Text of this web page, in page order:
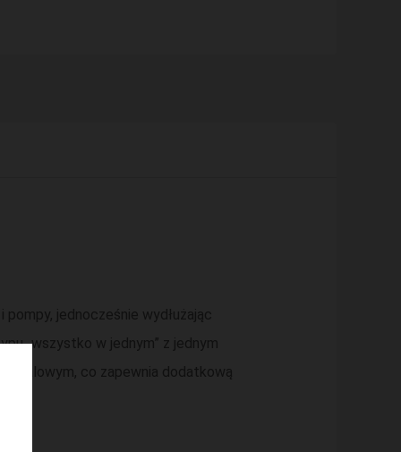
jednocześnie wydłużając
„wszystko w jednym” z jednym
stalowym, co zapewnia dodatkową